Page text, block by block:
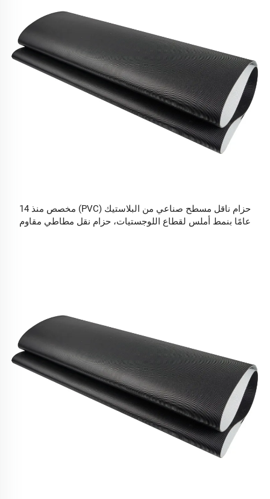
حزام ناقل مسطح صناعي من البلاستيك (PVC) مخصص منذ 14
عامًا بنمط أملس لقطاع اللوجستيات، حزام نقل مطاطي مقاوم